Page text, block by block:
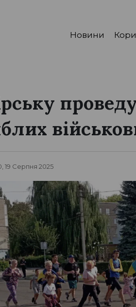
Новини
19 Серпня 2025